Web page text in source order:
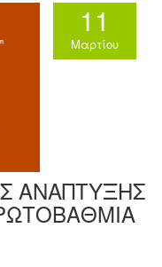
11
Μαρτίου
ΑΝΑΠΤΥΞΗΣ